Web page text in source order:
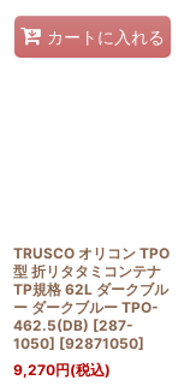
カートに入れる
TRUSCO オリコン TPO
型 折リタタミコンテナ
TP規格 62L ダークブル
ー ダークブルー TPO-
462.5(DB) [287-
1050] [92871050]
9,270円(税込)